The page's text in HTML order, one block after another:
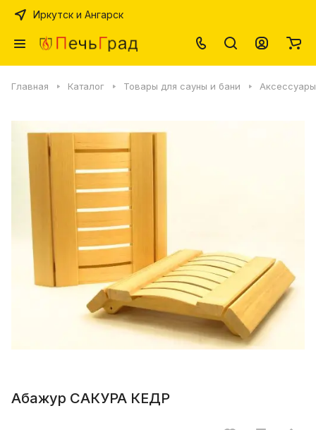
Иркутск и Ангарск
Главная Каталог Товары для сауны и бани
Абажур САКУРА КЕДР